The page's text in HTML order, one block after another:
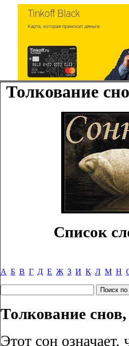
Толкование
Список
А Б В Г Д Е Ж З И К Л М Н
Толкование
Этот сон